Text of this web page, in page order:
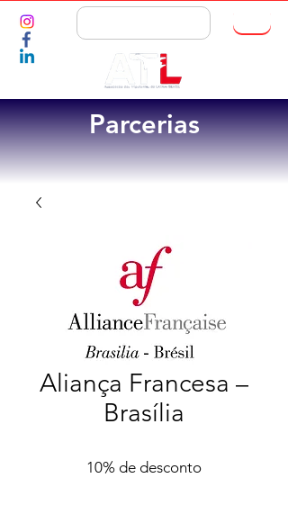
Parcerias
Aliança Francesa –
Brasília
10% de desconto